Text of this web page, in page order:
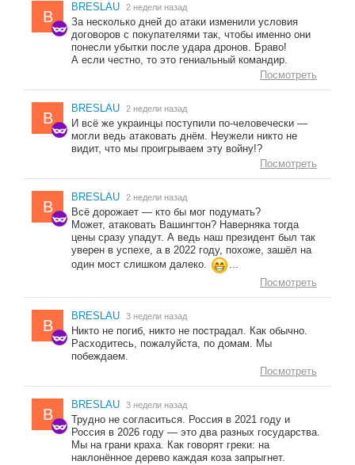
B
BRESLAU 2 недели назад
За несколько дней до атаки изменили условия
договоров с покупателями так, чтобы именно они
понесли убытки после удара дронов. Браво!
А если честно, то это гениальный командир.
Посмотреть
B
BRESLAU 2 недели назад
И всё же украинцы поступили по-человечески —
могли ведь атаковать днём. Неужели никто не
видит, что мы проигрываем эту войну!?
Посмотреть
B
BRESLAU 2 недели назад
Всё дорожает — кто бы мог подумать?
Может, атаковать Вашингтон? Наверняка тогда
цены сразу упадут. А ведь наш президент был так
уверен в успехе, а в 2022 году, похоже, зашёл на
один мост слишком далеко.
...
Посмотреть
B
BRESLAU 3 недели назад
Никто не погиб, никто не пострадал. Как обычно.
Расходитесь, пожалуйста, по домам. Мы
побеждаем.
Посмотреть
B
BRESLAU 3 недели назад
Трудно не согласиться. Россия в 2021 году и
Россия в 2026 году — это два разных государства.
Мы на грани краха. Как говорят греки: на
наклонённое дерево каждая коза запрыгнет.